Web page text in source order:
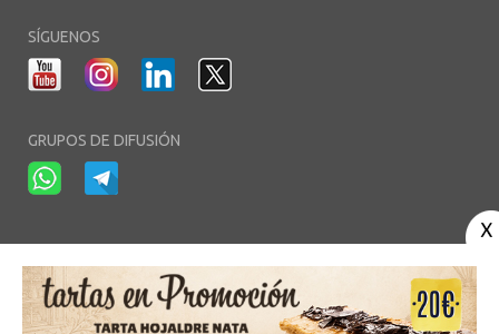
SÍGUENOS
GRUPOS DE DIFUSIÓN